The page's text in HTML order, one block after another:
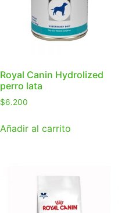
Royal Canin Hydrolized
perro lata
$6.200
Añadir al carrito